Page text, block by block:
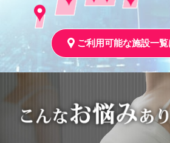
ご利用可能な施設一